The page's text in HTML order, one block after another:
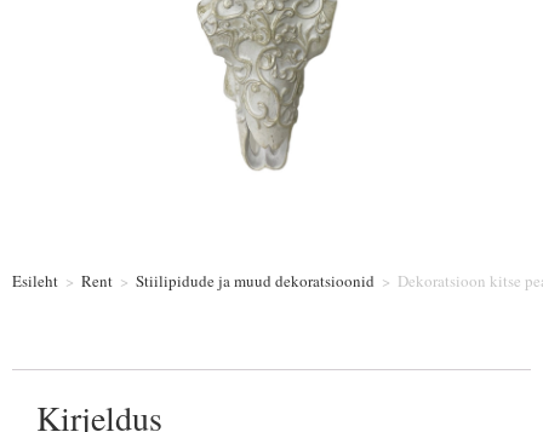
Esileht > Rent > Stiilipidude ja muud dekoratsioonid > Dekoratsioon kitse
Kirjeldus